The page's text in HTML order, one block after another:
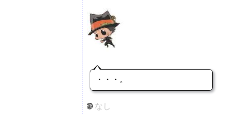
・・・。
なし